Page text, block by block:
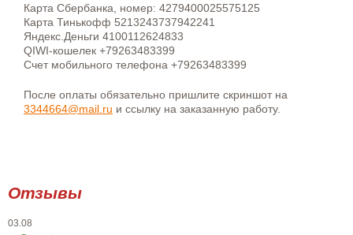
Карта Сбербанка, номер: 4279400025575125
Карта Тинькофф 5213243737942241
Яндекс.Деньги 4100112624833
QIWI-кошелек +79263483399
Счет мобильного телефона +79263483399
После оплаты обязательно пришлите скриншот на
3344664@mail.ru и ссылку на заказанную работу.
Отзывы
03.08